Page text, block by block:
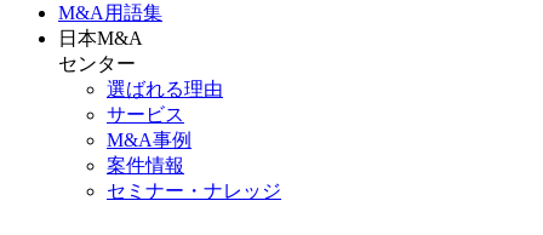
M&A 用語集
日本M&A
センター
選ばれる理由
サービス
M&A事例
案件情報
セミナー・ナレッジ